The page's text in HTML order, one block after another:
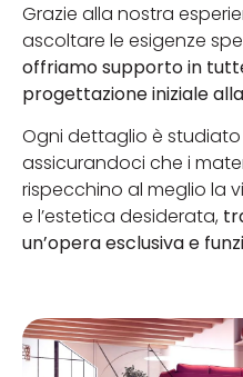
Grazie alla nostra
ascoltare le esigenze
offriamo supporto in
progettazione iniziale
Ogni dettaglio è
assicurandoci che i
rispecchino al meglio la
e l’estetica desiderata,
un’opera esclusiva e